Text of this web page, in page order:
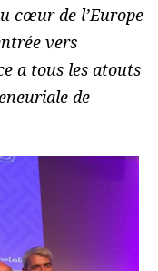
cœur de l’Europe
vers
a tous les atouts
de